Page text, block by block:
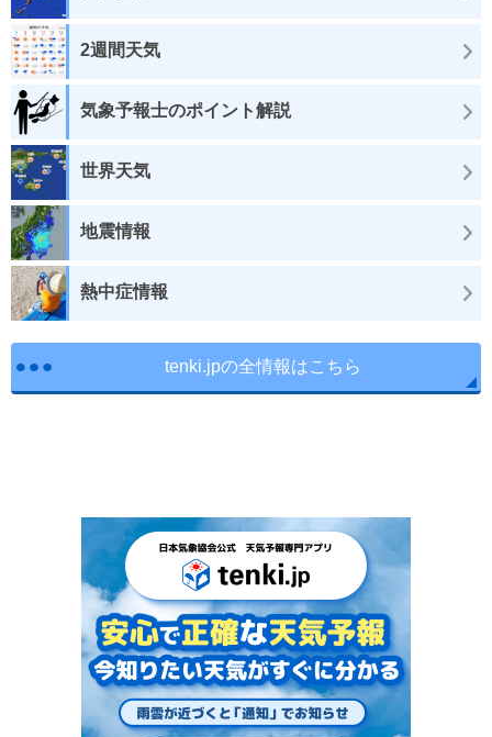
2週間天気
気象予報士のポイント解説
世界天気
地震情報
熱中症情報
tenki.jpの全情報はこちら